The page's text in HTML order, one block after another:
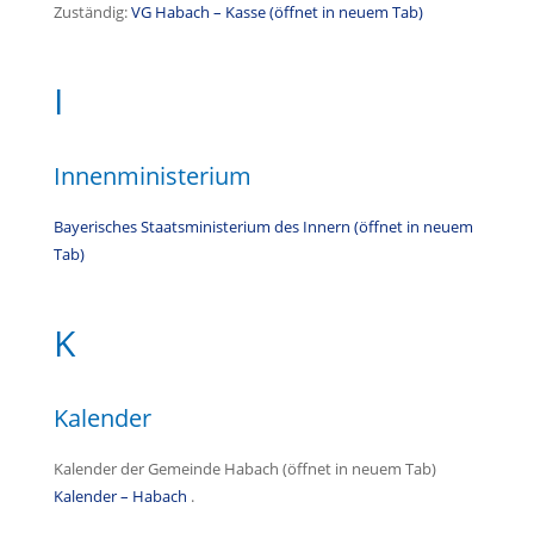
Zuständig:VG Habach – Kasse (öffnet in neuem Tab)
I
Innenministerium
Bayerisches Staatsministerium des Innern (öffnet in neuem
Tab)
K
Kalender
Kalender der Gemeinde Habach (öffnet in neuem Tab)
Kalender – Habach .